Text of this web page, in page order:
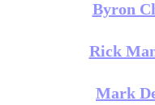
Byron
Rick
Mark